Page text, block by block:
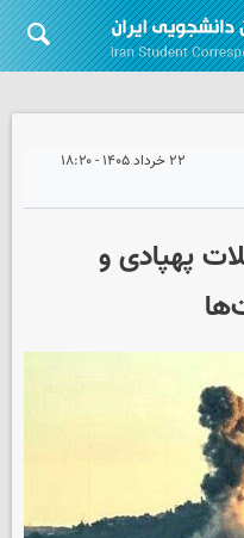
۲۲ خرداد ۱۴۰۵ - ۱۸:۲۰
پهپادی و